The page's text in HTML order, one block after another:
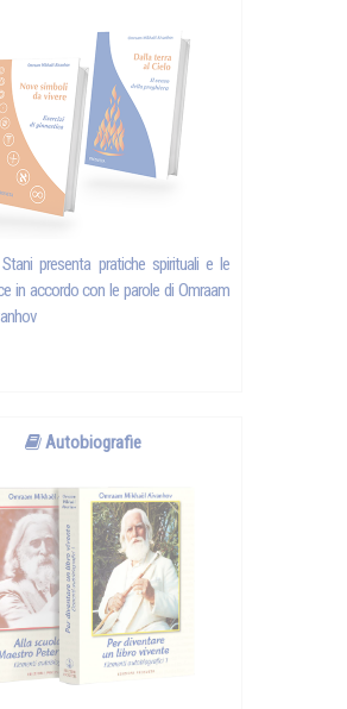
presenta pratiche spirituali e le
in accordo con le parole di Omraam
Autobiografie